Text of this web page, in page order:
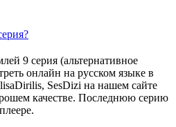
9 серия (альтернативное
онлайн на русском языке в
SesDizi на нашем сайте
качестве. Последнюю серию